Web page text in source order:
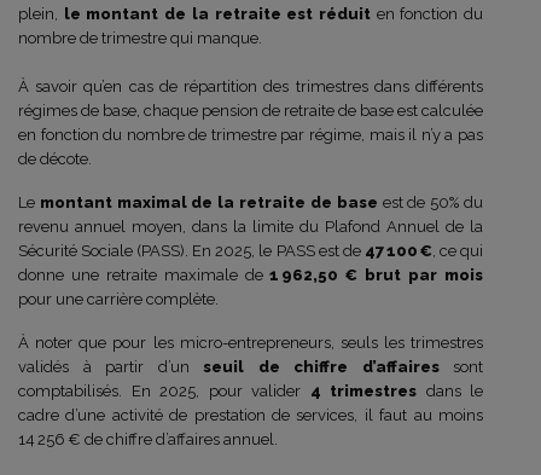
plein, le montant de la retraite est réduiten fonction du
nombre de trimestre qui manque.
À savoir qu’en cas de répartition des trimestres dans différents
régimes de base, chaque pension de retraite de base est calculée
en fonction du nombre de trimestre par régime, mais il n’y a pas
de décote.
Le montant maximal de la retraite de base est de 50% du
revenu annuel moyen, dans la limite du Plafond Annuel de la
Sécurité Sociale (PASS). En 2025, le PASS est de 47 100 € , ce qui
donne une retraite maximale de1 962,50 € brut par mois
pour une carrière complète.
À noter que pour les micro-entrepreneurs, seuls les trimestres
validés à partir d’un seuil de chiffre d’affairessont
comptabilisés. En 2025, pour valider 4 trimestres dans le
cadre d’une activité de prestation de services, il faut au moins
14 256 € de chiffre d’affaires annuel.